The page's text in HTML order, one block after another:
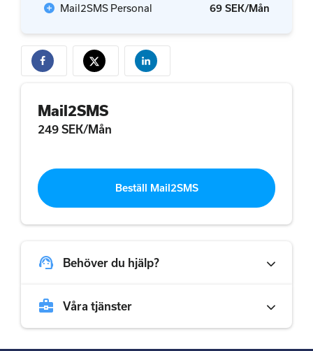
Mail2SMS
249 SEK/Mån
Beställ Mail2SMS
support_agent Behöver du hjälp?
business_center Våra tjänster
add_circle Mail2SMS Personal 69 SEK/Mån